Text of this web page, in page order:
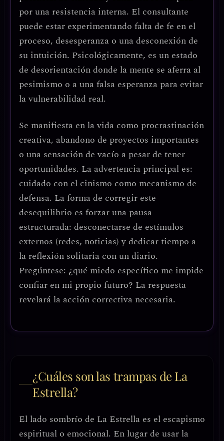
por una resistencia interna. El consultante
puede estar experimentando falta de fe en el
proceso, desesperanza o unadesconexión de
su intuición. Psicológicamente, es un estado
de desorientacióndonde la mente se aferra al
pesimismo o a una falsa esperanza para evitar
la vulnerabilidad real.
Se manifiesta en la vida como procrastinación
creativa, abandono de proyectos importantes
o una sensación de vacío a pesar de tener
oportunidades. La advertencia principal es:
cuidado con el cinismo como mecanismo de
defensa. La forma de corregir este
desequilibrio es forzar una pausa
estructurada: desconectarse de estímulos
externos (redes, noticias) y dedicar tiempo a
la reflexión solitaria con un diario.
Pregúntese: ¿qué miedo específico me impide
confiar en mi propio futuro? La respuesta
revelará la acción correctiva necesaria.
¿Cuáles son las trampas de La
Estrella?
El lado sombrío de La Estrella es el escapismo
espiritual o emocional. En lugar de usar la